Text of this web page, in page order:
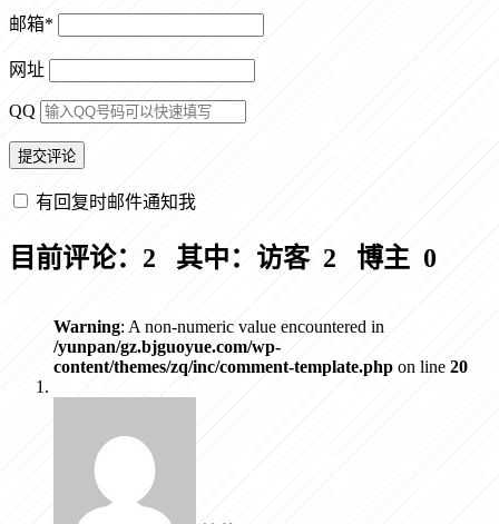
邮箱*
网址
QQ
有回复时邮件通知我
目前评论：2 其中：访客 2 博主 0
Warning: A non-numeric value encountered in
/yunpan/gz.bjguoyue.com/wp-
content/themes/zq/inc/comment-template.php on line 20